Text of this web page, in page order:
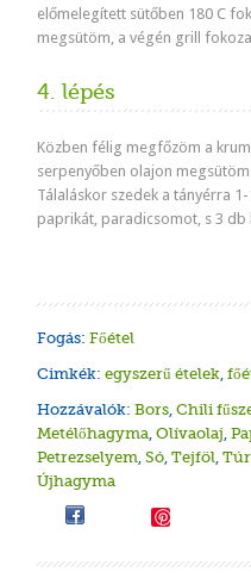
előmelegített sütőben 180 C
megsütöm, a végén grill
4. lépés
Közben félig megfőzöm a
serpenyőben olajon
Tálaláskor szedek a tányérra
paprikát, paradicsomot, s 3 db
Fogás: Főétel
Cimkék: egyszerű ételek,
Hozzávalók: Bors, Chili
Metélőhagyma, Olívaolaj,
Petrezselyem, Só, Tejföl,
Újhagyma